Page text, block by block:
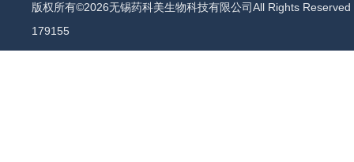
版权所有©2026无锡药科美生物科技有限公司All Rights
179155